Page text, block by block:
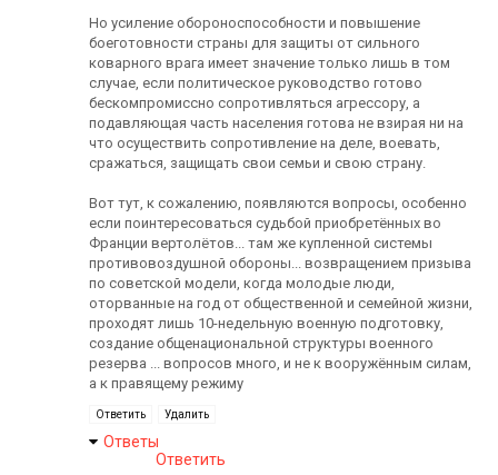
Но усиление обороноспособности и повышение
боеготовности страны для защиты от сильного
коварного врага имеет значение только лишь в том
случае, если политическое руководство готово
бескомпромиссно сопротивляться агрессору, а
подавляющая часть населения готова не взирая ни на
что осуществить сопротивление на деле, воевать,
сражаться, защищать свои семьи и свою страну.
Вот тут, к сожалению, появляются вопросы, особенно
если поинтересоваться судьбой приобретённых во
Франции вертолётов... там же купленной системы
противовоздушной обороны... возвращением призыва
по советской модели, когда молодые люди,
оторванные на год от общественной и семейной жизни,
проходят лишь 10-недельную военную подготовку,
создание общенациональной структуры военного
резерва ... вопросов много, и не к вооружённым силам,
а к правящему режиму
Ответить Удалить
Ответы
Ответить